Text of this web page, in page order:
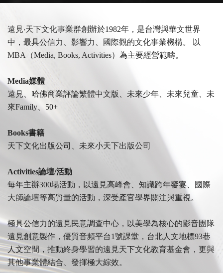
遠見‧天下文化事業群創辦於1982年，是台灣與華文世界
中，最具公信力、影響力、國際觀的文化事業機構。 以
MBA（Media, Books, Activities）為主要經營範疇。
Media媒體
遠見、哈佛商業評論繁體中文版、未來少年、未來兒童、未
來Family、50+
Books書籍
天下文化出版公司、未來小天下出版公司
Activities論壇/活動
每年主辦300場活動，以遠見高峰會、知識跨年饗宴、國際
大師論壇等高質量的活動，深受產官學界關注與重視。
極具公信力的遠見民意調查中心，以美學為核心的影音團隊
遠見創意製作，優質音頻平台1號課堂，台北人文地標93巷
人文空間，推動終身學習的遠見天下文化教育基金會，更與
其他事業體結合、發揮極大綜效。